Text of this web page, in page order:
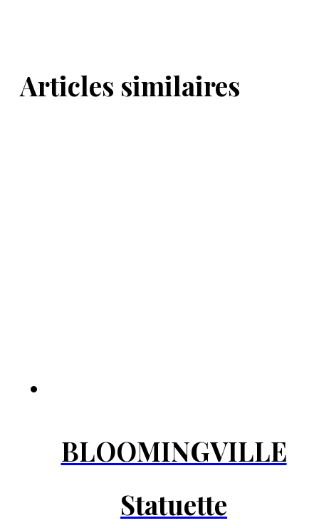
Articles similaires
BLOOMINGVILLE
Statuette